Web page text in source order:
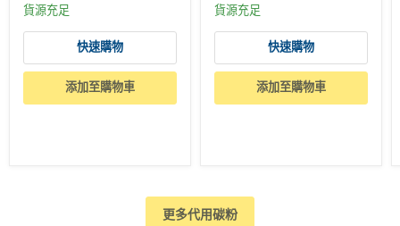
貨源充足
快速購物
添加至購物車
貨源充足
快速購物
添加至購物車
更多代用碳粉